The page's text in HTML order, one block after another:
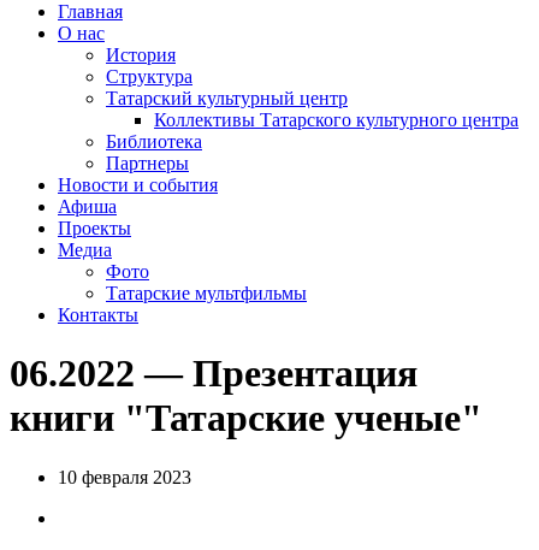
Главная
О нас
История
Структура
Татарский культурный центр
Коллективы Татарского культурного центра
Библиотека
Партнеры
Новости и события
Афиша
Проекты
Медиа
Фото
Татарские мультфильмы
Контакты
06.2022 — Презентация
книги "Татарские ученые"
10 февраля 2023